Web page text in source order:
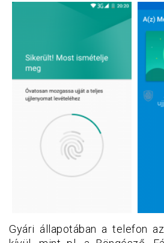
Gyári állapotában a telefon